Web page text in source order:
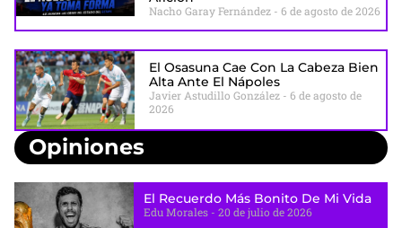
Nacho Garay Fernández 6 de agosto de 2026
El Osasuna Cae Con La Cabeza Bien
Alta Ante El Nápoles
Javier Astudillo González
6 de agosto de
2026
Opiniones
El Recuerdo Más Bonito De Mi Vida
Edu Morales 20 de julio de 2026